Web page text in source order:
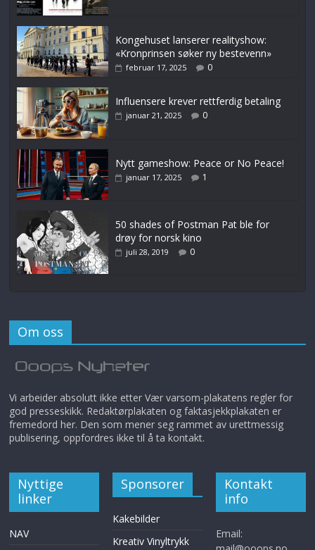
Kongehuset lanserer realityshow:
«Kronprinsen søker ny bestevenn»
februar 17, 2025 0
Influensere krever rettferdig betaling
januar 21, 2025 0
Nytt gameshow: Peace or No Peace!
januar 17, 2025 1
50 shades of Postman Pat ble for
drøy for norsk kino
juli 28, 2019 0
Om oss
Vi arbeider absolutt ikke etter Vær varsom-plakatens regler for
god presseskikk. Redaktørplakaten og faktasjekkplakaten er
fremedord her. Den som mener seg rammet av urettmessig
publisering, oppfordres ikke til å ta kontakt.
Nyttige
linker
NAV
Sponsorer
Kakebilder
Kreativ Vinyltrykk
Kontakt
info
Email: